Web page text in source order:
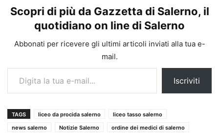
Scopri di più da Gazzetta di Salerno, il
quotidiano on line di Salerno
Abbonati per ricevere gli ultimi articoli inviati alla tua e-
mail.
Digita la tua e-mail...
Iscriviti
TAGS liceo da procida salerno
liceo tasso salerno
news salerno
Notizie Salerno ordine dei medici di salerno